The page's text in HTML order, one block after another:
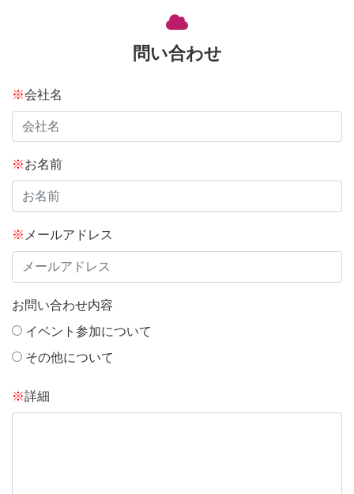
問い合わせ
※会社名
※お名前
※ メールアドレス
お問い合わせ内容
イベント参加について
その他について
※詳細